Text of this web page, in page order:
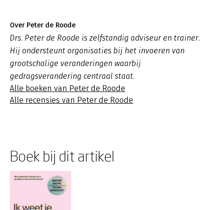
Over Peter de Roode
Drs. Peter de Roode is zelfstandig adviseur en trainer.
Hij ondersteunt organisaties bij het invoeren van
grootschalige veranderingen waarbij
gedragsverandering centraal staat.
Alle boeken van Peter de Roode
Alle recensies van Peter de Roode
Boek bij dit artikel